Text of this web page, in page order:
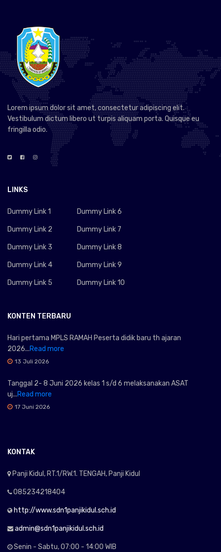
Lorem ipsum dolor sit amet, consectetur adipiscing elit.
Vestibulum dictum libero ut turpis aliquam porta. Quisque eu
fringilla odio.
LINKS
Dummy Link 1
Dummy Link 2
Dummy Link 3
Dummy Link 4
Dummy Link 5
Dummy Link 6
Dummy Link 7
Dummy Link 8
Dummy Link 9
Dummy Link 10
KONTEN TERBARU
Hari pertama MPLS RAMAH Peserta didik baru th ajaran
2026...Read more
13 Juli 2026
Tanggal 2- 8 Juni 2026 kelas 1 s/d 6 melaksanakan ASAT
uj...Read more
17 Juni 2026
KONTAK
Panji Kidul, RT.1/RW.1. TENGAH, Panji Kidul
085234218404
http://www.sdn1panjikidul.sch.id
admin@sdn1panjikidul.sch.id
Senin - Sabtu, 07:00 - 14:00 WIB